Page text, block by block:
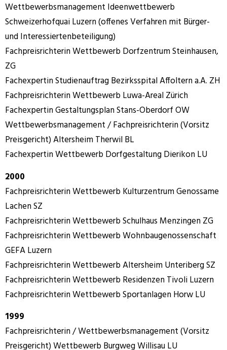
Wettbewerbsmanagement Ideenwettbewerb
Schweizerhofquai Luzern (offenes Verfahren mit Bürger-
und Interessiertenbeteiligung)
Fachpreisrichterin Wettbewerb Dorfzentrum Steinhausen,
ZG
Fachexpertin Studienauftrag Bezirksspital Affoltern a.A. ZH
Fachpreisrichterin Wettbewerb Luwa-Areal Zürich
Fachexpertin Gestaltungsplan Stans-Oberdorf OW
Wettbewerbsmanagement / Fachpreisrichterin (Vorsitz
Preisgericht) Altersheim Therwil BL
Fachexpertin Wettbewerb Dorfgestaltung Dierikon LU
2000
Fachpreisrichterin Wettbewerb Kulturzentrum Genossame
Lachen SZ
Fachpreisrichterin Wettbewerb Schulhaus Menzingen ZG
Fachpreisrichterin Wettbewerb Wohnbaugenossenschaft
GEFA Luzern
Fachpreisrichterin Wettbewerb Altersheim Unteriberg SZ
Fachpreisrichterin Wettbewerb Residenzen Tivoli Luzern
Fachpreisrichterin Wettbewerb Sportanlagen Horw LU
1999
Fachpreisrichterin / Wettbewerbsmanagement (Vorsitz
Preisgericht) Wettbewerb Burgweg Willisau LU